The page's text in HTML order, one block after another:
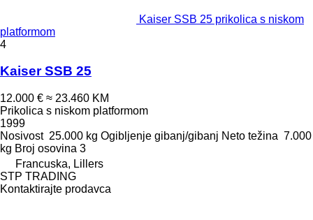
Kaiser SSB 25 prikolica s niskom
platformom
4
Kaiser SSB 25
12.000 € ≈ 23.460 KM
Prikolica s niskom platformom
1999
Nosivost 25.000 kg Ogibljenje gibanj/gibanj Neto težina 7.000
kg Broj osovina 3
Francuska, Lillers
STP TRADING
Kontaktirajte prodavca